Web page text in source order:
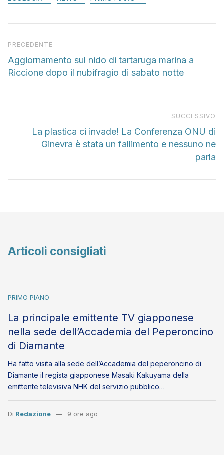
Articolo precedente
PRECEDENTE
Aggiornamento sul nido di tartaruga marina a
Riccione dopo il nubifragio di sabato notte
SUCCESSIVO
La plastica ci invade! La Conferenza ONU di
Ginevra è stata un fallimento e nessuno ne
parla
Articoli consigliati
PRIMO PIANO
La principale emittente TV giapponese
nella sede dell’Accademia del Peperoncino
di Diamante
Ha fatto visita alla sede dell’Accademia del peperoncino di
Diamante il regista giapponese Masaki Kakuyama della
emittente televisiva NHK del servizio pubblico…
Di Redazione 9 ore ago